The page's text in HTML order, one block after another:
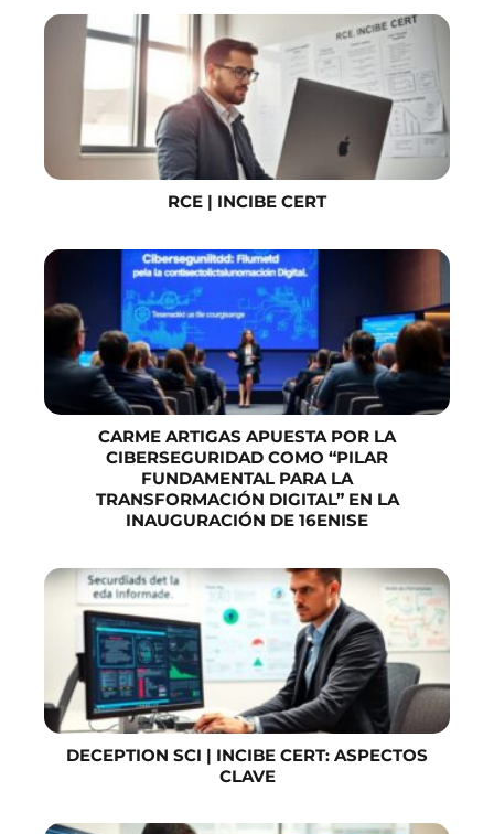
RCE | INCIBE CERT
CARME ARTIGAS APUESTA POR LA
CIBERSEGURIDAD COMO “PILAR
FUNDAMENTAL PARA LA
TRANSFORMACIÓN DIGITAL” EN LA
INAUGURACIÓN DE 16ENISE
DECEPTION SCI | INCIBE CERT: ASPECTOS
CLAVE